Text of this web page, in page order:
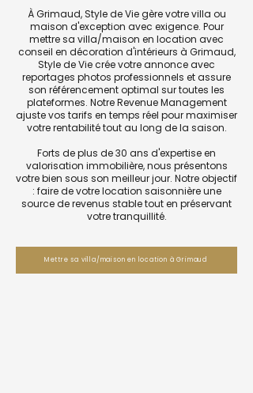
À Grimaud, Style de Vie gère votre villa ou
maison d'exception avec exigence. Pour
mettre sa villa/maison en location avec
conseil en décoration d'intérieurs à Grimaud,
Style de Vie crée votre annonce avec
reportages photos professionnels et assure
son référencement optimal sur toutes les
plateformes. Notre Revenue Management
ajuste vos tarifs en temps réel pour maximiser
votre rentabilité tout au long de la saison.
Forts de plus de 30 ans d'expertise en
valorisation immobilière, nous présentons
votre bien sous son meilleur jour. Notre objectif
: faire de votre location saisonnière une
source de revenus stable tout en préservant
votre tranquillité.
Mettre sa villa/maison en location à Grimaud